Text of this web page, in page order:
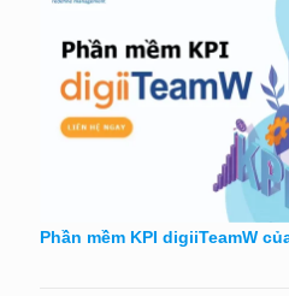
Phần mềm KPI digiiTeamW